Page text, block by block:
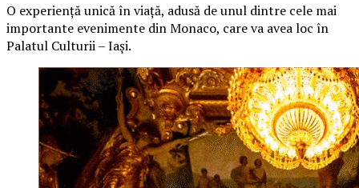
O experiență unică în viață, adusă de unul dintre cele mai
importante evenimente din Monaco, care va avea loc în
Palatul Culturii – Iași.